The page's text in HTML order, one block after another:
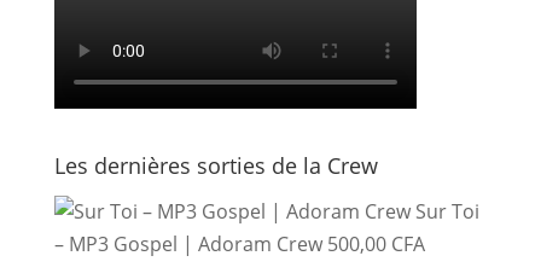
Les dernières sorties de la Crew
Sur Toi
– MP3 Gospel | Adoram Crew 500,00 CFA